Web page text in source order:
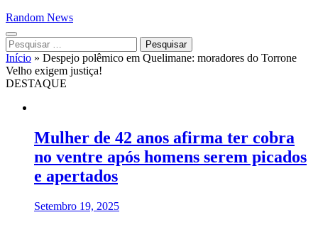
Random News
Pesquisar
por:
Início » Despejo polêmico em Quelimane: moradores do Torrone
Velho exigem justiça!
DESTAQUE
Mulher de 42 anos afirma ter cobra
no ventre após homens serem picados
e apertados
Setembro 19, 2025